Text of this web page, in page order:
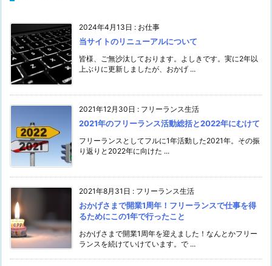
2024年4月13日 : お仕事
当サイトのリニューアルについて
皆様、ご無沙汰しております。よしきです。実に2年以
上ぶりに更新しましたが、おかげ ...
2021年12月30日 : フリーランス生活
2021年のフリーランス活動総括と2022年にむけて
フリーランスとしてフルに1年活動した2021年。その振
り返りと2022年に向けた ...
2021年8月31日 : フリーランス生活
おかげさまで開業1周年！フリーランスで仕事を得
るためにこの1年で行ったこと
おかげさまで開業1周年を迎えました！なんとかフリー
ランスを続けていけています。で ...